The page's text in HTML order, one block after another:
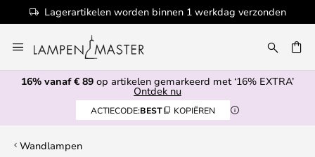
Lagerartikelen worden binnen 1 werkdag verzonden
naar
de
inhoud
16% vanaf € 89 op artikelen gemarkeerd met ‘16% EXTRA’
Ontdek nu
ACTIECODE:BEST KOPIËREN
Wandlampen